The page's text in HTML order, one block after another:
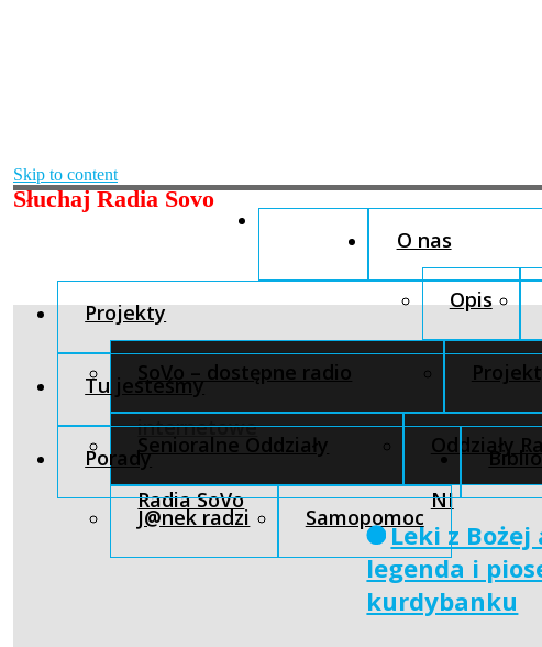
Skip to content
Słuchaj Radia Sovo
O nas
Opis
Projekty
SoVo – dostępne radio
internetowe
Tu jesteśmy
Senioralne Oddziały
Radia SoVo
Oddziały
NI
Porady
J@nek radzi Samopomoc
Leki z
legenda i
kurdybanku